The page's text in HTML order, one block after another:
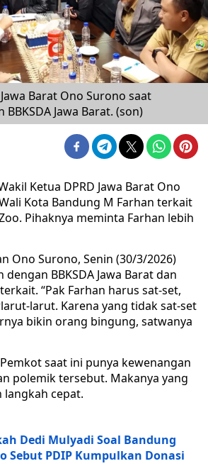
Barat Ono Surono saat
Jawa Barat. (son)
Ketua DPRD Jawa Barat Ono
Kota Bandung M Farhan terkait
Pihaknya meminta Farhan lebih
Ono Surono, Senin (30/3/2026)
BBKSDA Jawa Barat dan
“Pak Farhan harus sat-set,
larut. Karena yang tidak sat-set
bikin orang bingung, satwanya
saat ini punya kewenangan
polemik tersebut. Makanya yang
cepat.
Dedi Mulyadi Soal Bandung
Sebut PDIP Kumpulkan Donasi